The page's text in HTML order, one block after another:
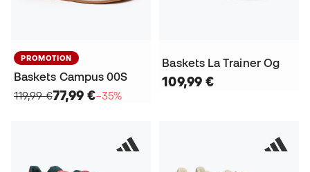
PROMOTION
Baskets Campus 00S
119,99 €77,99 €−35%
Baskets La Trainer Og
109,99 €